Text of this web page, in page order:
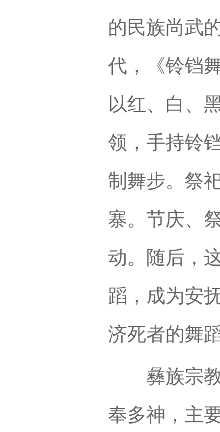
的民族尚武
代，《铃铛
以红、白、
领，手持铃
制舞步。祭
寨。节庆、
动。随后，
蹈，成为安
济死者的舞
彝族宗教
奉多神，主